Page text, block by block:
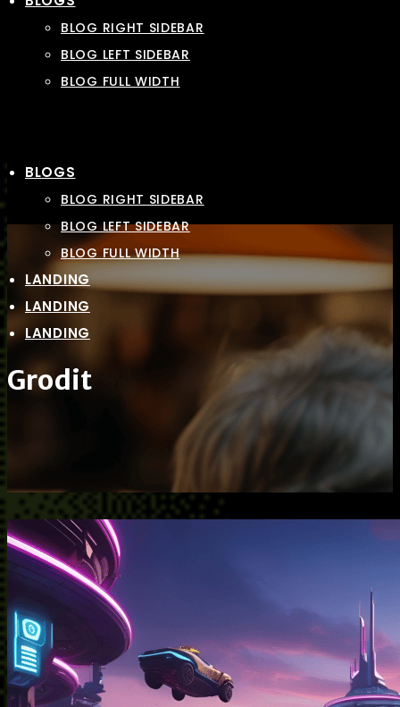
BLOG RIGHT SIDEBAR
BLOG LEFT SIDEBAR
BLOG FULL WIDTH
BLOGS
BLOG RIGHT SIDEBAR
BLOG LEFT SIDEBAR
BLOG FULL WIDTH
LANDING
LANDING
LANDING
Grodit